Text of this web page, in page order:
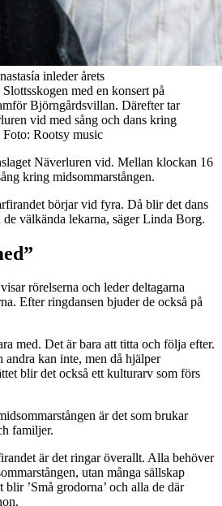
inleder årets
med en konsert på
Björngårdsvillan. Därefter tar
vid med sång och dans kring
Foto: Rootsy music
Näverluren vid. Mellan klockan 16
kring midsommarstången.
börjar vid fyra. Då blir det dans
de välkända lekarna, säger Linda Borg.
rörelserna och leder deltagarna
Efter ringdansen bjuder de också på
med. Det är bara att titta och följa efter.
andra kan inte, men då hjälper
blir det också ett kulturarv som förs
är det som brukar
familjer.
är det ringar överallt. Alla behöver
utan många sällskap
’Små grodorna’ och alla de där